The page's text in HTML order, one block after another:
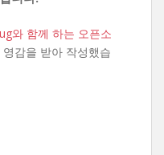
와 함께 하는 오픈소
감을 받아 작성했습